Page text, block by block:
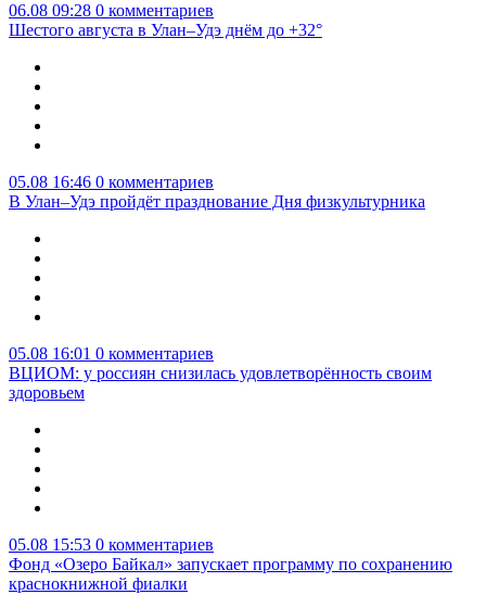
06.08 09:28 0 комментариев
Шестого августа в Улан–Удэ днём до +32°
05.08 16:46 0 комментариев
В Улан–Удэ пройдёт празднование Дня физкультурника
05.08 16:01 0 комментариев
ВЦИОМ: у россиян снизилась удовлетворённость своим
здоровьем
05.08 15:53 0 комментариев
Фонд «Озеро Байкал» запускает программу по сохранению
краснокнижной фиалки